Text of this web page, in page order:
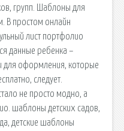
групп. Шаблоны для
В простом онлайн
лист портфолио
данные ребенка –
оформления, которые
следует.
не просто модно, а
шаблоны детских садов,
детские шаблоны